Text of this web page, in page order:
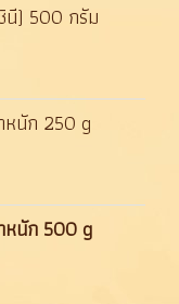
นี) 500 กรัม
หนัก 250 g
หนัก 500 g